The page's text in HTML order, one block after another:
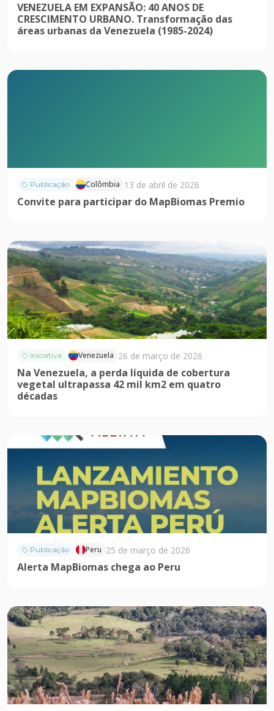
VENEZUELA EM EXPANSÃO: 40 ANOS DE
CRESCIMENTO URBANO. Transformação das
áreas urbanas da Venezuela (1985-2024)
Publicação Colômbia 13 de abril de 2026
Convite para participar do MapBiomas Premio
Iniciativa Venezuela 26 de março de 2026
Na Venezuela, a perda líquida de cobertura
vegetal ultrapassa 42 mil km2 em quatro
décadas
Publicação Peru 25 de março de 2026
Alerta MapBiomas chega ao Peru